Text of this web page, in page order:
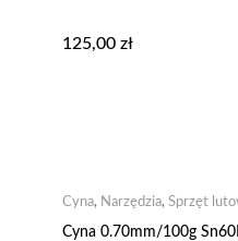
125,00 zł
Cyna, Narzędzia, Sprzęt
Cyna 0.70mm/100g